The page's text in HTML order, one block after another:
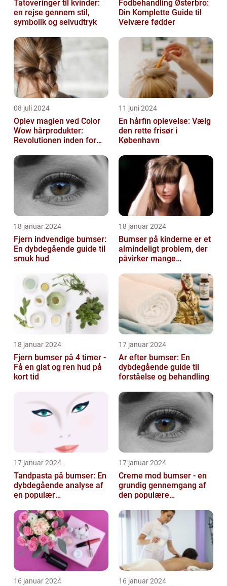
Tatoveringer til kvinder:
en rejse gennem stil,
symbolik og selvudtryk
Fodbehandling Østerbro:
Din Komplette Guide til
Velvære fødder
08 juli 2024
Oplev magien ved Color
Wow hårprodukter:
Revolutionen inden for
11 juni 2024
En hårfin oplevelse: Vælg
den rette frisør i
København
18 januar 2024
Fjern indvendige bumser:
En dybdegående guide til
smuk hud
18 januar 2024
Bumser på kinderne er et
almindeligt problem, der
påvirker mange
aldre og ba...
18 januar 2024
Fjern bumser på 4 timer -
Få en glat og ren hud på
kort tid
17 januar 2024
Ar efter bumser: En
dybdegående guide til
forståelse og behandling
17 januar 2024
Tandpasta på bumser: En
dybdegående analyse af
en populær
17 januar 2024
Creme mod bumser - en
grundig gennemgang af
den populære
16 januar 2024 16 januar 2024